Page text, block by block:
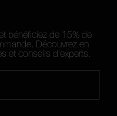
bénéficiez de 15% de
Découvrez en
et conseils d'experts.